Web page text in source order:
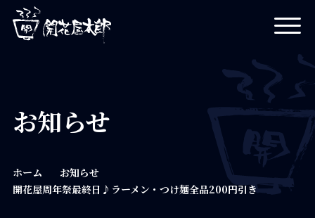
お知らせ
ホーム
お知らせ
開花屋周年祭最終日♪ラーメン・つけ麺全品200円引き